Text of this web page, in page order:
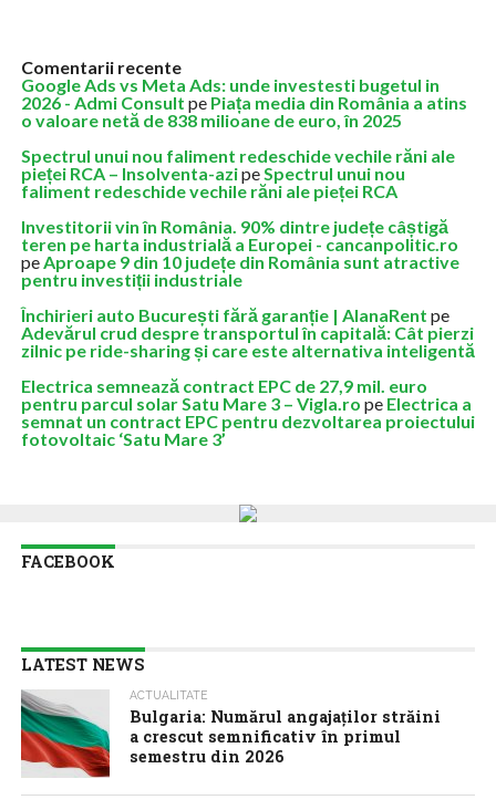
Comentarii recente
Google Ads vs Meta Ads: unde investesti bugetul in
2026 - Admi Consult pe Piața media din România a atins
o valoare netă de 838 milioane de euro, în 2025
Spectrul unui nou faliment redeschide vechile răni ale
pieței RCA – Insolventa-azipeSpectrul unui nou
faliment redeschide vechile răni ale pieței RCA
Investitorii vin în România. 90% dintre județe câștigă
teren pe harta industrială a Europei - cancanpolitic.ro
peAproape 9 din 10 județe din România sunt atractive
pentru investiții industriale
Închirieri auto București fără garanție | AlanaRent pe
Adevărul crud despre transportul în capitală: Cât pierzi
zilnic pe ride-sharing și care este alternativa inteligentă
Electrica semnează contract EPC de 27,9 mil. euro
pentru parcul solar Satu Mare 3 – Vigla.ro pe Electrica a
semnat un contract EPC pentru dezvoltarea proiectului
fotovoltaic ‘Satu Mare 3’
FACEBOOK
LATEST NEWS
ACTUALITATE
Bulgaria: Numărul angajaților străini
a crescut semnificativ în primul
semestru din 2026